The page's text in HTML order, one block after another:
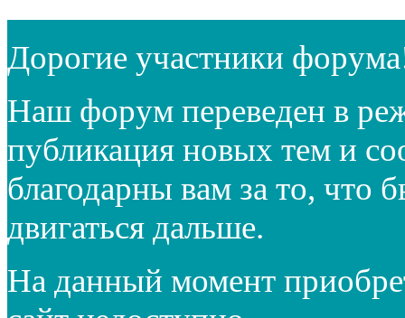
Дорогие участники
Наш форум переведен в
публикация новых тем и
благодарны вам за то, что
двигаться дальше.
На данный момент